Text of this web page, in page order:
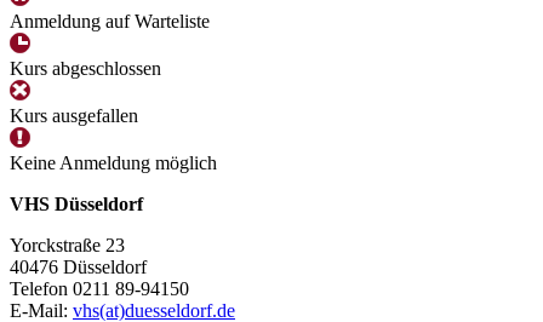
Anmeldung auf Warteliste
Kurs abgeschlossen
Kurs ausgefallen
Keine Anmeldung möglich
VHS Düsseldorf
Yorckstraße 23
40476 Düsseldorf
Telefon 0211 89-94150
E-Mail: vhs(at)duesseldorf.de